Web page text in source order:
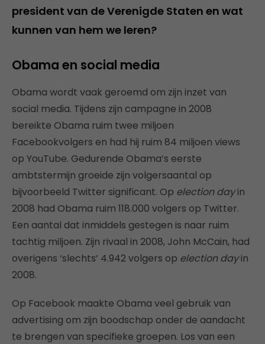
president van de Verenigde Staten en wat
kunnen van hem we leren?
Obama en social media
Obama wordt vaak geroemd om zijn inzet van
social media. Tijdens zijn campagne in 2008
bereikte Obama ruim twee miljoen
Facebookvolgers en had hij ruim 84 miljoen views
op YouTube. Gedurende Obama’s eerste
ambtstermijn groeide zijn volgersaantal op
bijvoorbeeld Twitter significant. Op election dayin
2008 had Obama ruim 118.000 volgers op Twitter.
Een aantal dat inmiddels gestegen is naar ruim
tachtig miljoen. Zijn rivaal in 2008, John McCain, had
overigens ‘slechts’ 4.942 volgers op election dayin
2008.
Op Facebook maakte Obama veel gebruik van
advertising om zijn boodschap onder de aandacht
te brengen van specifieke groepen. Los van een